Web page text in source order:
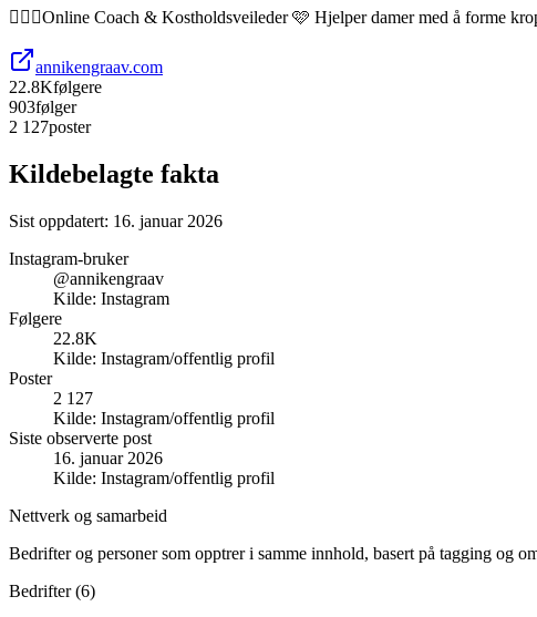
🏋🏼‍♂️Online Coach & Kostholdsveileder 🩷 Hjelper damer med å forme
annikengraav.com
22.8Kfølgere
903følger
2 127poster
Kildebelagte fakta
Sist oppdatert: 16. januar 2026
Instagram-bruker
@annikengraav
Kilde: Instagram
Følgere
22.8K
Kilde: Instagram/offentlig profil
Poster
2 127
Kilde: Instagram/offentlig profil
Siste observerte post
16. januar 2026
Kilde: Instagram/offentlig profil
Nettverk og samarbeid
Bedrifter og personer som opptrer i samme innhold, basert på tagging og
Bedrifter (6)